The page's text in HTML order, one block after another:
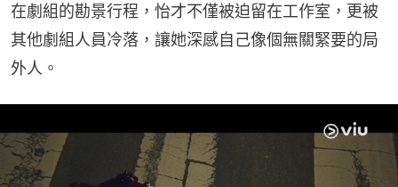
在劇組的勘景行程，怡才不僅被迫留在工作室，更被
其他劇組人員冷落，讓她深感自己像個無關緊要的局
外人。